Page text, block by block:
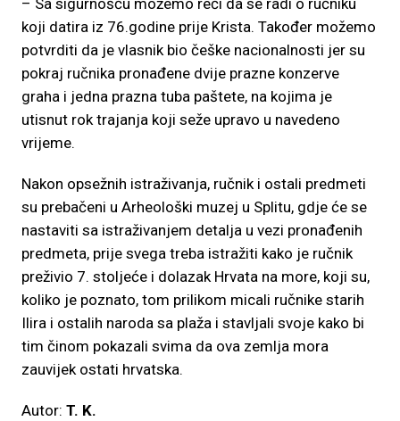
– Sa sigurnošću možemo reći da se radi o ručniku
koji datira iz 76.godine prije Krista. Također možemo
potvrditi da je vlasnik bio češke nacionalnosti jer su
pokraj ručnika pronađene dvije prazne konzerve
graha i jedna prazna tuba paštete, na kojima je
utisnut rok trajanja koji seže upravo u navedeno
vrijeme.
Nakon opsežnih istraživanja, ručnik i ostali predmeti
su prebačeni u Arheološki muzej u Splitu, gdje će se
nastaviti sa istraživanjem detalja u vezi pronađenih
predmeta, prije svega treba istražiti kako je ručnik
preživio 7. stoljeće i dolazak Hrvata na more, koji su,
koliko je poznato, tom prilikom micali ručnike starih
Ilira i ostalih naroda sa plaža i stavljali svoje kako bi
tim činom pokazali svima da ova zemlja mora
zauvijek ostati hrvatska.
Autor: T. K.